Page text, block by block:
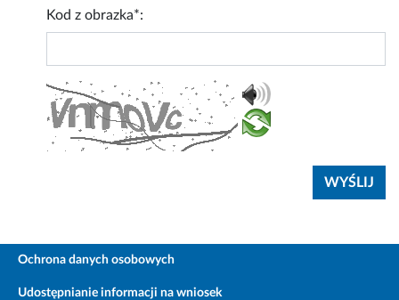
Kod z obrazka*:
Ochrona danych osobowych
Udostępnianie informacji na wniosek